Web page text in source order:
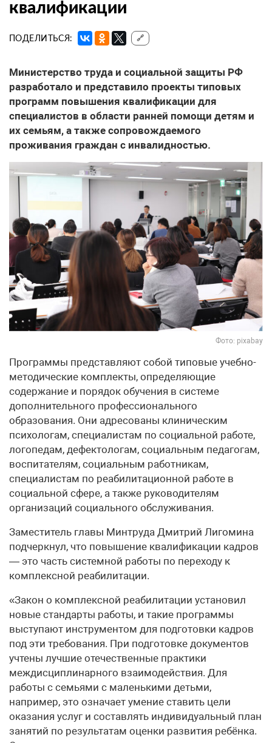
квалификации
ПОДЕЛИТЬСЯ: 🔗
Министерство труда и социальной защиты РФ
разработало и представило проекты типовых
программ повышения квалификации для
специалистов в области ранней помощи детям и
их семьям, а также сопровождаемого
проживания граждан с инвалидностью.
Фото: pixabay
Программы представляют собой типовые учебно-
методические комплекты, определяющие
содержание и порядок обучения в системе
дополнительного профессионального
образования. Они адресованы клиническим
психологам, специалистам по социальной работе,
логопедам, дефектологам, социальным педагогам,
воспитателям, социальным работникам,
специалистам по реабилитационной работе в
социальной сфере, а также руководителям
организаций социального обслуживания.
Заместитель главы Минтруда Дмитрий Лигомина
подчеркнул, что повышение квалификации кадров
— это часть системной работы по переходу к
комплексной реабилитации.
«Закон о комплексной реабилитации установил
новые стандарты работы, и такие программы
выступают инструментом для подготовки кадров
под эти требования. При подготовке документов
учтены лучшие отечественные практики
междисциплинарного взаимодействия. Для
работы с семьями c маленькими детьми,
например, это означает умение ставить цели
оказания услуг и составлять индивидуальный план
занятий по результатам оценки развития ребёнка.